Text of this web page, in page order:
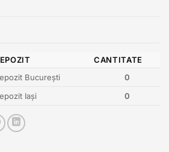
CANTITATE
București 0
Iași 0